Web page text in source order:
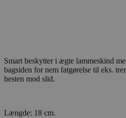
Smart beskytter i ægte lammeskind
bagsiden for nem fatgørelse til eks.
hesten mod slid.
Længde: 18 cm.